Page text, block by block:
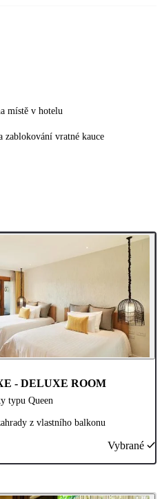
místě v hotelu
zablokování vratné kauce
- DELUXE ROOM
typu Queen
z vlastního balkonu
Vybrané